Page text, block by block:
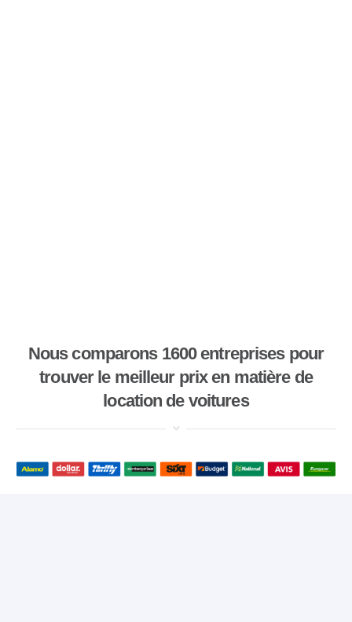
Nous comparons 1600 entreprises pour
trouver le meilleur prix en matière de
location de voitures